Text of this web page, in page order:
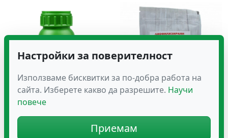
минерал със силиций и
(Лиофилизирана) – 100 г
Настройки за поверителност
Използваме бисквитки за по-добра работа на
сайта. Изберете какво да разрешите. Научи
повече
Приемам